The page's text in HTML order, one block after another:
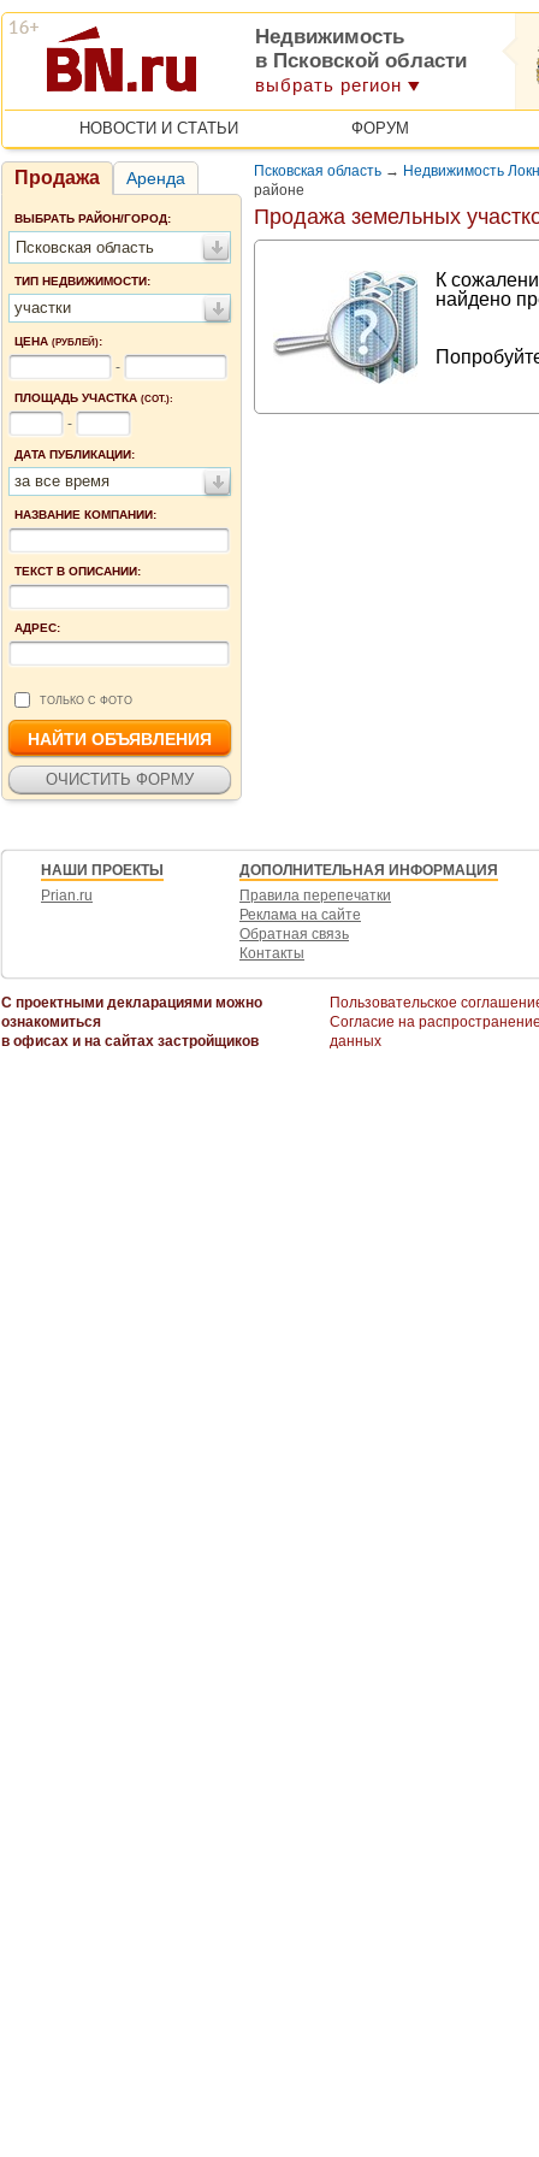
Недвижимость
в Псковской области
выбрать регион
НОВОСТИ И СТАТЬИ ФОРУМ
Продажа Аренда
ВЫБРАТЬ РАЙОН/ГОРОД:
Псковская область
ТИП НЕДВИЖИМОСТИ:
участки
ЦЕНА (РУБЛЕЙ):
-
ПЛОЩАДЬ УЧАСТКА (СОТ.):
-
ДАТА ПУБЛИКАЦИИ:
за все время
НАЗВАНИЕ КОМПАНИИ:
ТЕКСТ В ОПИСАНИИ:
АДРЕС:
ТОЛЬКО С ФОТО
Псковская область → Недвижимость
районе
Продажа земельных
К
найдено
НАШИ ПРОЕКТЫ
Prian.ru
ДОПОЛНИТЕЛЬНАЯ ИНФОРМАЦИЯ
Правила перепечатки
Реклама на сайте
Обратная связь
Контакты
С проектными декларациями можно
ознакомиться
в офисах и на сайтах застройщиков
Пользовательское
Согласие на
данных